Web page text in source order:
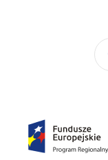
Fundusze
Europejskie